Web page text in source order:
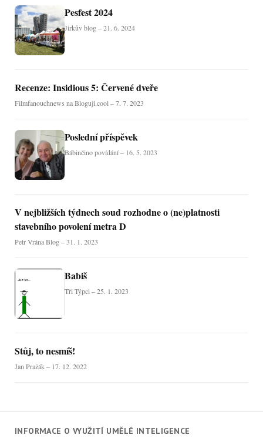
Pesfest 2024
Jirkův blog – 21. 6. 2024
Recenze: Insidious 5: Červené dveře
Filmfanouchnews na Bloguji.cool – 7. 7. 2023
Poslední příspěvek
Bábinčino povídání – 16. 5. 2023
V nejbližších týdnech soud rozhodne o (ne)platnosti
stavebního povolení metra D
Petr Vrána Blog – 31. 1. 2023
Babiš
Tři Týpci – 25. 1. 2023
Stůj, to nesmíš!
Jan Pražák – 17. 12. 2022
INFORMACE O VYUŽITÍ UMĚLÉ INTELIGENCE